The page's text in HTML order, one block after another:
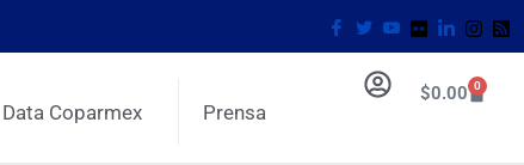
Data Coparmex Prensa
$0.00 0